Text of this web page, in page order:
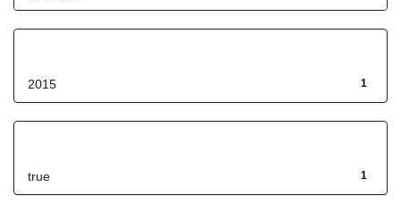
1
2015
1
true